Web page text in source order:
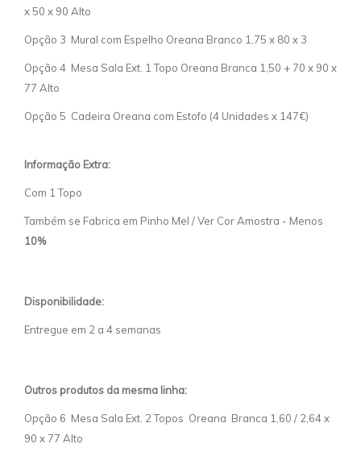
x 50 x 90 Alto
Opção 3 Mural com Espelho Oreana Branco 1,75 x 80 x 3
Opção 4 Mesa Sala Ext. 1 Topo Oreana Branca 1,50 + 70 x 90 x
77 Alto
Opção 5 Cadeira Oreana com Estofo (4 Unidades x 147€)
Informação Extra:
Com 1 Topo
Também se Fabrica em Pinho Mel / Ver Cor Amostra - Menos
10%
Disponibilidade:
Entregue em 2 a 4 semanas
Outros produtos da mesma linha:
Opção 6 Mesa Sala Ext. 2 Topos Oreana Branca 1,60 / 2,64 x
90 x 77 Alto